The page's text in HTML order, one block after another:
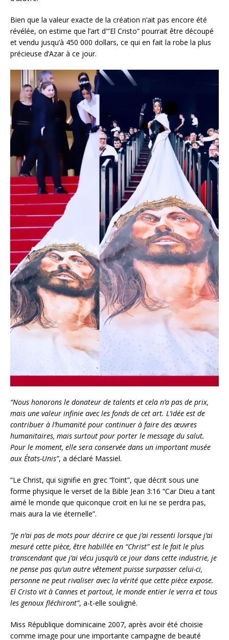
Bien que la valeur exacte de la création n’ait pas encore été
révélée, on estime que l’art d'”El Cristo” pourrait être découpé
et vendu jusqu’à 450 000 dollars, ce qui en fait la robe la plus
précieuse d’Azar à ce jour.
“Nous honorons le donateur de talents et cela n’a pas de prix,
mais une valeur infinie avec les fonds de cet art. L’idée est de
contribuer à l’humanité pour continuer à faire des œuvres
humanitaires, mais surtout pour porter le message du salut.
Pour le moment, elle sera conservée dans un important musée
aux États-Unis”, a déclaré Massiel.
“Le Christ, qui signifie en grec “l’oint”, que décrit sous une
forme physique le verset de la Bible Jean 3:16 “Car Dieu a tant
aimé le monde que quiconque croit en lui ne se perdra pas,
mais aura la vie éternelle”.
“Je n’ai pas de mots pour décrire ce que j’ai ressenti lorsque j’ai
mesuré cette pièce, être habillée en “Christ” est le fait le plus
transcendant que j’ai vécu jusqu’à ce jour dans cette industrie, je
ne pense pas qu’un autre vêtement puisse surpasser celui-ci,
personne ne peut rivaliser avec la vérité que cette pièce expose.
El Cristo vit à Cannes et partout, le monde entier le verra et tous
les genoux fléchiront”, a-t-elle souligné.
Miss République dominicaine 2007, après avoir été choisie
comme image pour une importante campagne de beauté